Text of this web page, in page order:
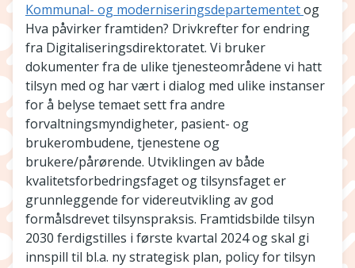
Kommunal- og moderniseringsdepartementetog
Hva påvirker framtiden? Drivkrefter for endring
fra Digitaliseringsdirektoratet. Vi bruker
dokumenter fra de ulike tjenesteområdene vi hatt
tilsyn med og har vært i dialog med ulike instanser
for å belyse temaet sett fra andre
forvaltningsmyndigheter, pasient- og
brukerombudene, tjenestene og
brukere/pårørende. Utviklingen av både
kvalitetsforbedringsfaget og tilsynsfaget er
grunnleggende for videreutvikling av god
formålsdrevet tilsynspraksis. Framtidsbilde tilsyn
2030 ferdigstilles i første kvartal 2024 og skal gi
innspill til bl.a. ny strategisk plan, policy for tilsyn